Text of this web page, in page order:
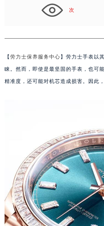
次
【劳力士保养服务中心】劳力士手表以
睐。然而，即使是最坚固的手表，也可
精准度，还可能对机芯造成损害。因此